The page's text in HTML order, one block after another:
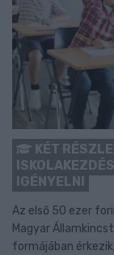
KÉT
IGÉNYELNI
Az első 50 ezer
Magyar
formájában érkezik.